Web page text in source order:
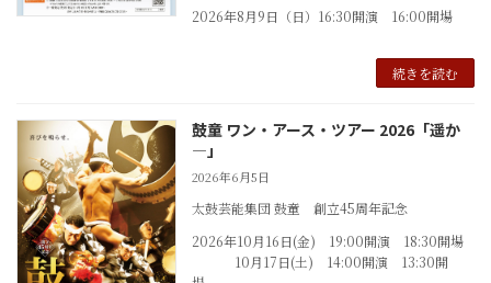
続きを読む
2026年8月9日（日）16:30開演 16:00開場
鼓童 ワン・アース・ツアー 2026「遥か
―」
2026年6月5日
太鼓芸能集団 鼓童 創立45周年記念
2026年10月16日(金) 19:00開演 18:30開場
10月17日(土) 14:00開演 13:30開